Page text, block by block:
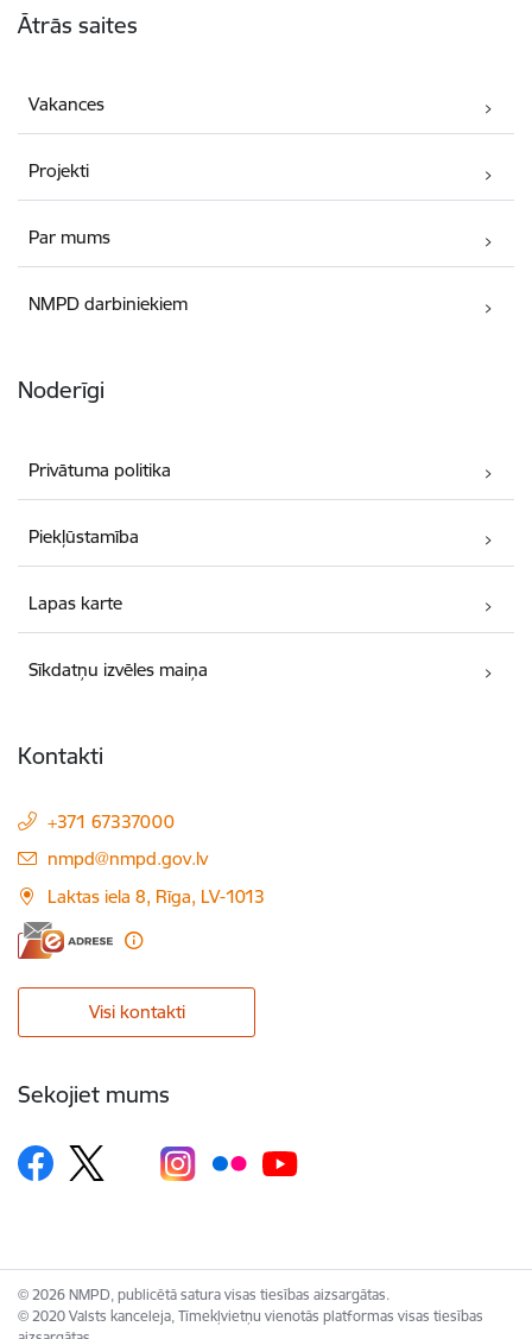
Ātrās saites
Vakances
Projekti
Par mums
NMPD darbiniekiem
Noderīgi
Privātuma politika
Piekļūstamība
Lapas karte
Sīkdatņu izvēles maiņa
Kontakti
+371 67337000
E-pasts:
nmpd@nmpd.gov.lv
Laktas iela 8, Rīga, LV-1013
Visi kontakti
Sekojiet mums
© 2026 NMPD, publicētā satura visas tiesības aizsargātas.
© 2020 Valsts kanceleja, Tīmekļvietņu vienotās platformas visas tiesības